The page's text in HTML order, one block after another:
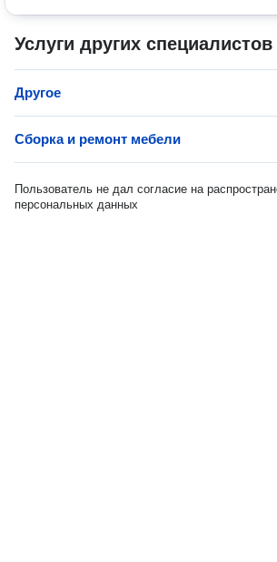
Услуги других специалистов
Другое
Сборка и ремонт мебели
Пользователь не дал согласие на
персональных данных